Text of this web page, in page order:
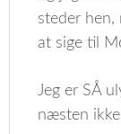
steder hen,
at sige til
Jeg er SÅ
næsten ikke